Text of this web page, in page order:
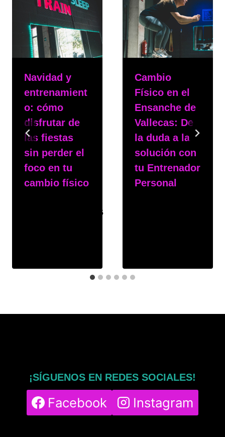
Navidad y
entrenamient
o: cómo
disfrutar de
las fiestas
sin perder el
foco en tu
cambio físico
15 de diciembre de 2025
Cambio
Físico en el
Ensanche de
Vallecas: De
la duda a la
solución con
tu Entrenador
Personal
¡SÍGUENOS EN REDES SOCIALES!
Facebook Instagram